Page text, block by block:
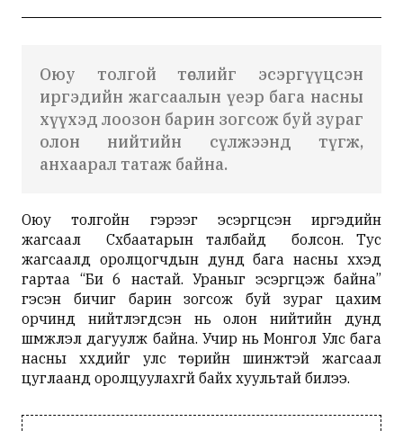
Оюу толгой төслийг эсэргүүцсэн
иргэдийн жагсаалын үеэр бага насны
хүүхэд лоозон барин зогсож буй зураг
олон нийтийн сүлжээнд түгж,
анхаарал татаж байна.
Оюу толгойн гэрээг эсэргүүцсэн иргэдийн
жагсаал Сүхбаатарын талбайд болсон. Тус
жагсаалд оролцогчдын дунд бага насны хүүхэд
гартаа “Би 6 настай. Ураныг эсэргүүцэж байна”
гэсэн бичиг барин зогсож буй зураг цахим
орчинд нийтлэгдсэн нь олон нийтийн дунд
шүүмжлэл дагуулж байна. Учир нь Монгол Улс бага
насны хүүхдийг улс төрийн шинжтэй жагсаал
цуглаанд оролцуулахгүй байх хуультай билээ.